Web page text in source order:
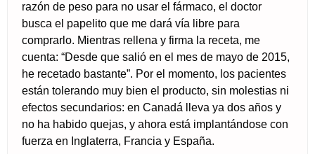
razón de peso para no usar el fármaco, el doctor
busca el papelito que me dará vía libre para
comprarlo. Mientras rellena y firma la receta, me
cuenta: “Desde que salió en el mes de mayo de 2015,
he recetado bastante”. Por el momento, los pacientes
están tolerando muy bien el producto, sin molestias ni
efectos secundarios: en Canadá lleva ya dos años y
no ha habido quejas, y ahora está implantándose con
fuerza en Inglaterra, Francia y España.